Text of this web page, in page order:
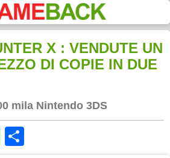
X : VENDUTE UN
DI COPIE IN DUE
mila Nintendo 3DS
WhatsApp